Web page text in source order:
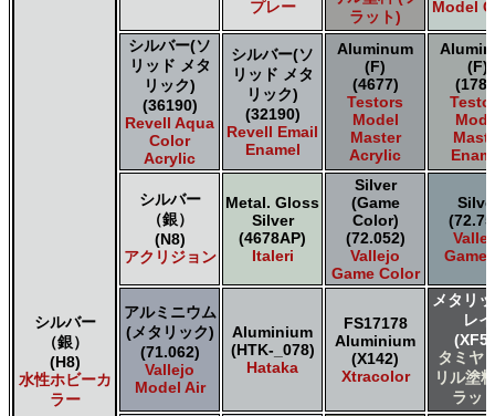
ＧＳＩクレオス Mr.クリアカラーGX
ＧＳＩクレオス Mr.クリスタルカラー
ＧＳＩクレオス Mr.サーフェイサー/プライマー
ＧＳＩクレオス Mr.トップコート
ＧＳＩクレオス Mr.メタリックカラーGX
ＧＳＩクレオス Mr.メタルカラー
ＧＳＩクレオス アクリジョン
ＧＳＩクレオス ガンダムカラー
ＧＳＩクレオス ガンダムカラースプレー
ＧＳＩクレオス ガンダムマーカー
ＧＳＩクレオス 水性ホビーカラー
シルバー
（銀）
(H8)
水性ホビーカ
ラー
プレー
ラット)
Model
シルバー(ソ
リッド メタ
リック)
(36190)
Revell Aqua
Color
Acrylic
シルバー(ソ
リッド メタ
リック)
(32190)
Revell Email
Enamel
Aluminum
(F)
(4677)
Testors
Model
Master
Acrylic
(F)
シルバー
（銀）
(N8)
アクリジョン
Metal. Gloss
Silver
(4678AP)
Italeri
Silver
(Game
Color)
(72.052)
Vallejo
Game Color
Game
アルミニウム
(メタリック)
(71.062)
Vallejo
Model Air
Aluminium
(HTK-_078)
Hataka
FS17178
Aluminium
(X142)
Xtracolor
メタリ
レイ
タミヤ
リル塗
ラッ